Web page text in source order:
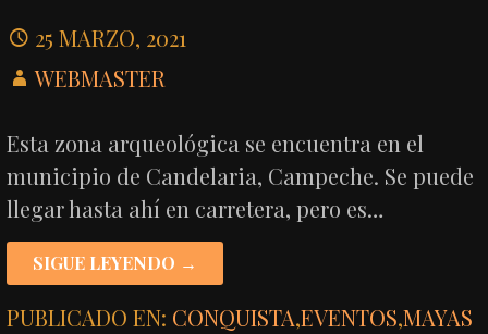
25 MARZO, 2021
WEBMASTER
Esta zona arqueológica se encuentra en el
municipio de Candelaria, Campeche. Se puede
llegar hasta ahí en carretera, pero es…
SIGUE LEYENDO →
PUBLICADO EN: CONQUISTA,EVENTOS,MAYAS